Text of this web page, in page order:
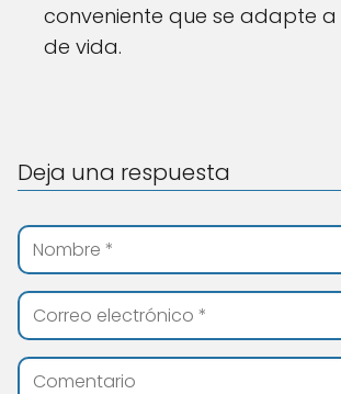
conveniente que se adapte a
de vida.
Deja una respuesta